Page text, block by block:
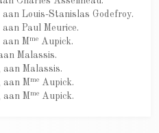
Louis-Stanislas Godefroy.
Paul Meurice.
Mme Aupick.
Malassis.
Malassis.
aan Mme Aupick.
aan Mme Aupick.